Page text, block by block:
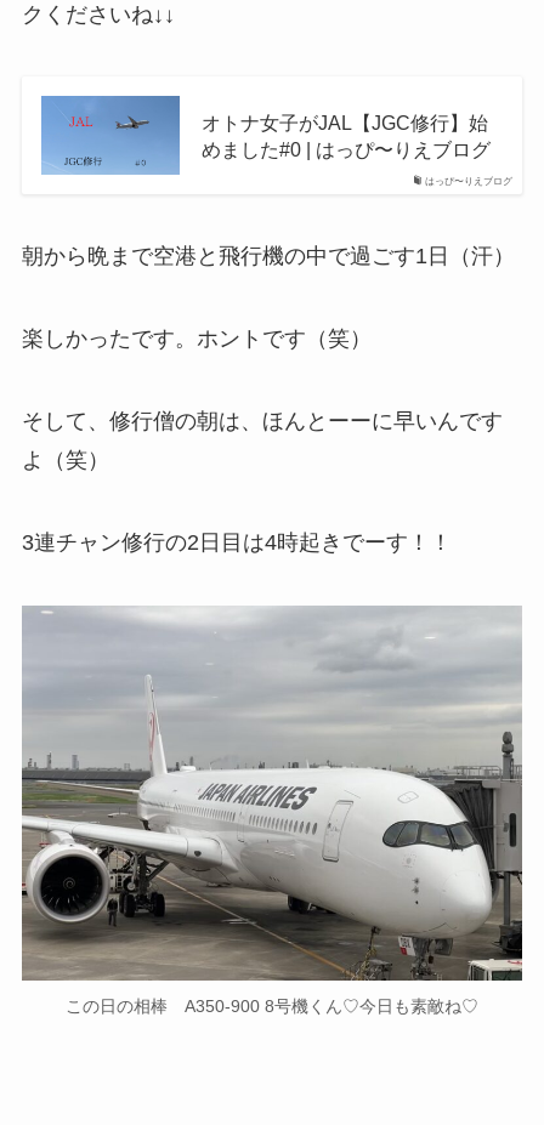
クくださいね↓↓
はっぴ〜りえブログ
オトナ女子がJAL【JGC修行】始
めました#0 | はっぴ〜りえブログ
朝から晩まで空港と飛行機の中で過ごす1日（汗）
楽しかったです。ホントです（笑）
そして、修行僧の朝は、ほんとーーに早いんです
よ（笑）
3連チャン修行の2日目は4時起きでーす！！
この日の相棒 A350-900 8号機くん♡今日も素敵ね♡